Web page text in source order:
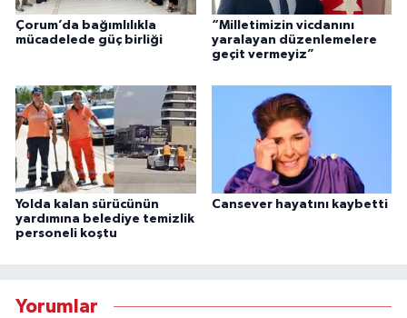
Çorum’da bağımlılıkla
mücadelede güç birliği
“Milletimizin vicdanını
yaralayan düzenlemelere
geçit vermeyiz”
Yolda kalan sürücünün
yardımına belediye temizlik
personeli koştu
Cansever hayatını kaybetti
Yorumlar